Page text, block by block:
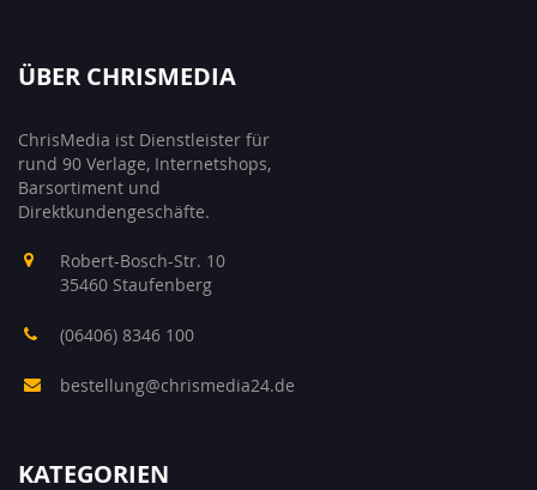
ÜBER CHRISMEDIA
ChrisMedia ist Dienstleister für
rund 90 Verlage, Internetshops,
Barsortiment und
Direktkundengeschäfte.
Robert-Bosch-Str. 10
35460 Staufenberg
(06406) 8346 100
bestellung@chrismedia24.de
KATEGORIEN